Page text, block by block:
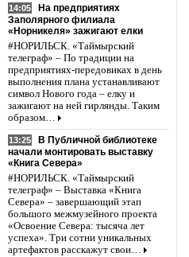
14:05
На предприятиях
Заполярного филиала
«Норникеля» зажигают елки
#НОРИЛЬСК. «Таймырский
телеграф» – По традиции на
предприятиях-передовиках в день
выполнения плана устанавливают
символ Нового года – елку и
зажигают на ней гирлянды. Таким
образом…
13:25
В Публичной библиотеке
начали монтировать выставку
«Книга Севера»
#НОРИЛЬСК. «Таймырский
телеграф» – Выставка «Книга
Севера» – завершающий этап
большого межмузейного проекта
«Освоение Севера: тысяча лет
успеха». Три сотни уникальных
артефактов расскажут свои…